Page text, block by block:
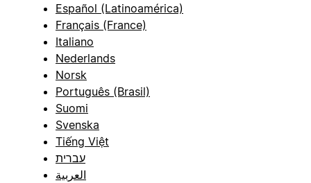
Español (Latinoamérica)
Français (France)
Italiano
Nederlands
Norsk
Português (Brasil)
Suomi
Svenska
Tiếng Việt
עברית
العربية